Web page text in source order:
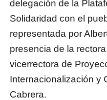
delegación de la
Solidaridad con el
representada por
presencia de la
vicerrectora de
Internacionalización y
Cabrera.